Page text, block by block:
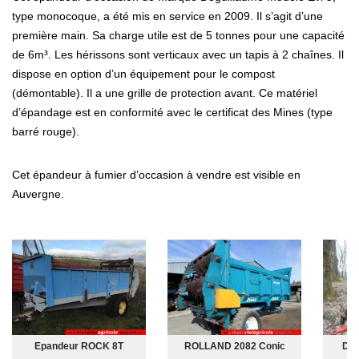
type monocoque, a été mis en service en 2009. Il s’agit d’une
première main. Sa charge utile est de 5 tonnes pour une capacité
de 6m³. Les hérissons sont verticaux avec un tapis à 2 chaînes. Il
dispose en option d’un équipement pour le compost
(démontable). Il a une grille de protection avant. Ce matériel
d’épandage est en conformité avec le certificat des Mines (type
barré rouge).
Cet épandeur à fumier d’occasion à vendre est visible en
Auvergne.
Epandeur ROCK 8T ROLLAND 2082 Conic